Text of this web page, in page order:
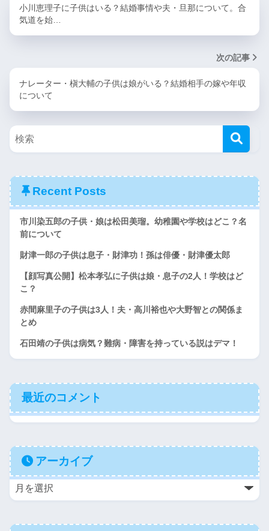
小川恵理子に子供はいる？結婚事情や夫・旦那について。合
気道を始…
次の記事
ナレーター・槇大輔の子供は娘がいる？結婚相手の嫁や年収
について
Recent Posts
市川染五郎の子供・娘は松田美瑠。幼稚園や学校はどこ？名
前について
財津一郎の子供は息子・財津功！孫は俳優・財津優太郎
【顔写真公開】松本孝弘に子供は娘・息子の2人！学校はど
こ？
赤間麻里子の子供は3人！夫・高川裕也や大野智との関係ま
とめ
石田靖の子供は病気？難病・障害を持っている説はデマ！
最近のコメント
アーカイブ